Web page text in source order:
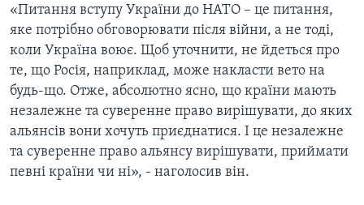
«Питання вступу України до НАТО – це питання,
яке потрібно обговорювати після війни, а не тоді,
коли Україна воює. Щоб уточнити, не йдеться про
те, що Росія, наприклад, може накласти вето на
будь-що. Отже, абсолютно ясно, що країни мають
незалежне та суверенне право вирішувати, до яких
альянсів вони хочуть приєднатися. І це незалежне
та суверенне право альянсу вирішувати, приймати
певні країни чи ні», - наголосив він.